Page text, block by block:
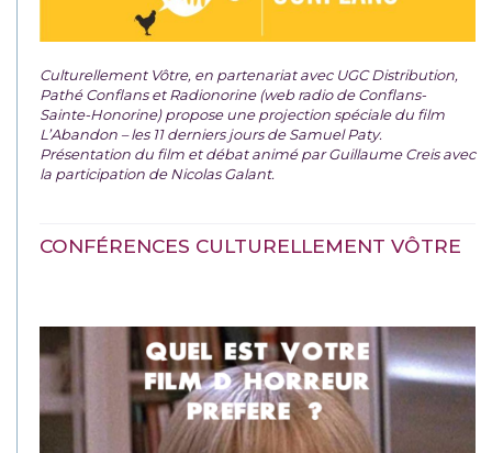
Culturellement Vôtre, en partenariat avec UGC Distribution,
Pathé Conflans et Radionorine (web radio de Conflans-
Sainte-Honorine) propose une projection spéciale du film
L’Abandon – les 11 derniers jours de Samuel Paty.
Présentation du film et débat animé par Guillaume Creis avec
la participation de Nicolas Galant.
CONFÉRENCES CULTURELLEMENT VÔTRE